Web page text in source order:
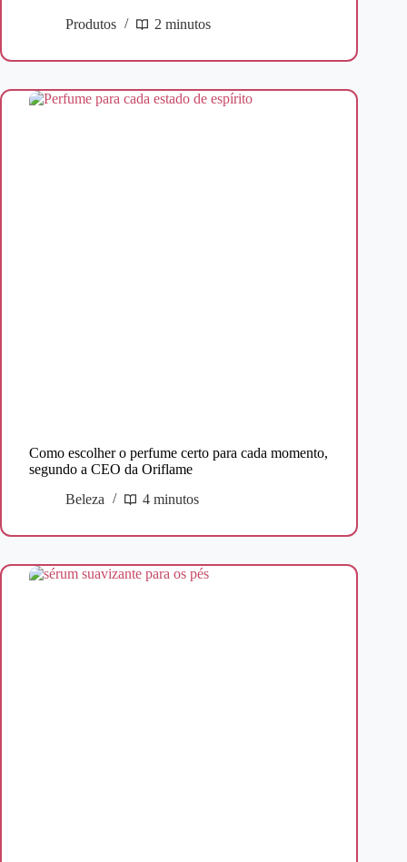
Produtos
2 minutos
Como escolher o perfume certo para cada momento,
segundo a CEO da Oriflame
Beleza
4 minutos